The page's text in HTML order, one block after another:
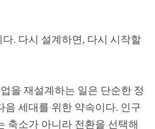
다. 다시 설계하면, 다시 시작할
을 재설계하는 일은 단순한 정
음 세대를 위한 약속이다. 인구
축소가 아니라 전환을 선택해